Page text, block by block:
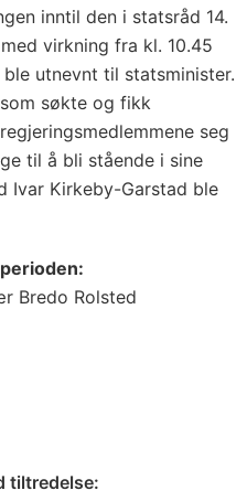
inntil den i statsråd 14.
virkning fra kl. 10.45
ble utnevnt til statsminister.
søkte og fikk
seg
til å bli stående i sine
Ivar Kirkeby-Garstad ble
Bredo Rolsted
tiltredelse: